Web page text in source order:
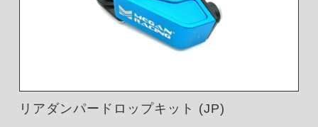
リアダンパードロップキット (JP)